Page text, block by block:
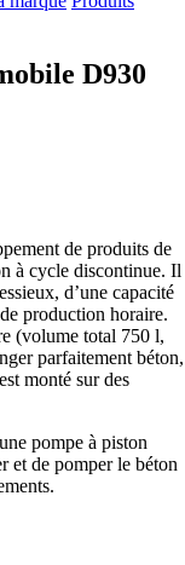
D930
de produits de
à cycle discontinue. Il
d’une capacité
production horaire.
(volume total 750 l,
parfaitement béton,
monté sur des
pompe à piston
et de pomper le béton